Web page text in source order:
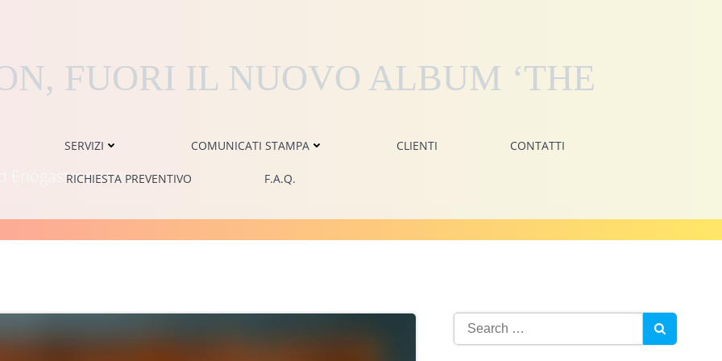
SERVIZI COMUNICATI STAMPA CLIENTI CONTATTI
RICHIESTA PREVENTIVO F.A.Q.
FUORI IL NUOVO ALBUM ‘THE
Enogastronomia
Search
for: